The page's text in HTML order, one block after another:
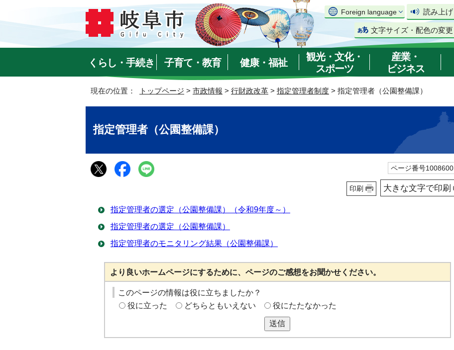
Foreign language 読み上げ
文字サイズ・配色の変更
くらし・手続き 子育て・教育 健康・福祉
観光・文化・
スポーツ
産業・
ビジネス
現在の位置： トップページ > 市政情報 > 行財政改革 > 指定管理者制度 > 指定管理者（公園整備課）
指定管理者（公園整備課）
ページ番号1008600
印刷 大きな文字で印刷
指定管理者の選定（公園整備課）（令和9年度～）
指定管理者の選定（公園整備課）
指定管理者のモニタリング結果（公園整備課）
より良いホームページにするために、ページのご感想をお聞かせください。
このページの情報は役に立ちましたか？
役に立った
どちらともいえない 役にたたなかった
送信